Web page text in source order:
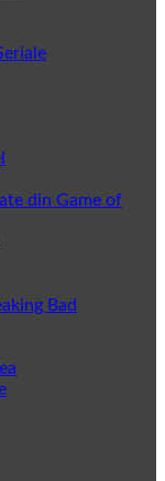
din Game of
Bad